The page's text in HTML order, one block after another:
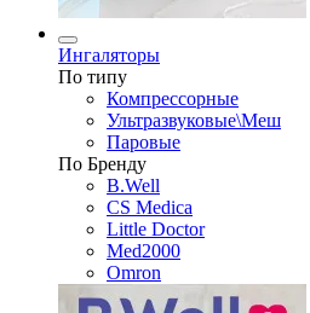
Ингаляторы
По типу
Компрессорные
Ультразвуковые\Меш
Паровые
По Бренду
B.Well
CS Medica
Little Doctor
Med2000
Omron